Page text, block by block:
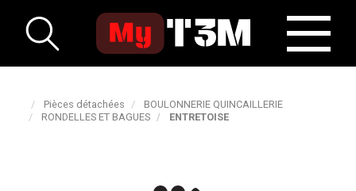
Pièces détachées
BOULONNERIE QUINCAILLERIE
RONDELLES ET BAGUES
ENTRETOISE